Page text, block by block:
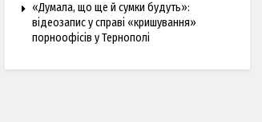
«Думала, що ще й сумки будуть»:
відеозапис у справі «кришування»
порноофісів у Тернополі